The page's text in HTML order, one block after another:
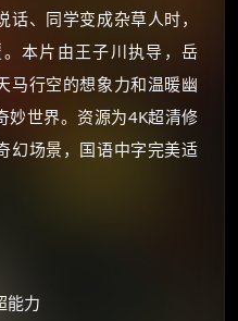
、同学变成杂草人时，
本片由王子川执导，岳
马行空的想象力和温暖幽
妙世界。资源为4K超清修
幻场景，国语中字完美适
能力